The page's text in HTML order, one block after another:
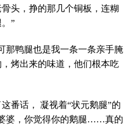
头，挣的那几个铜板，连糊
”
那鸭腿也是我一条一条亲手腌
烤出来的味道，他们根本吃
番话， 凝视着“状元鹅腿”的
婆，你觉得你的鹅腿……真的